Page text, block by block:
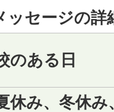
ッセージの詳
のある日
休み、冬休み